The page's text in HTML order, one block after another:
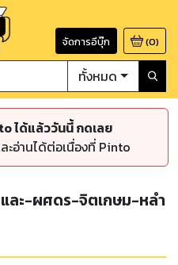
จัดการอีบุ๊ก (0)
ทั้งหมด
ได้แล้ววันนี้ กดเลย
อ่านได้ต่อเนื่องที่ Pinto
ละ-ผศดร-จิตเกษม-หลำ